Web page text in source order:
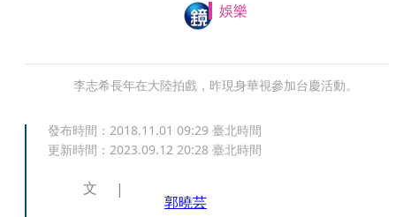
娛樂
李志希長年在大陸拍戲，昨現身華視參加台慶活動。
發布時間： 2018.11.01 09:29 臺北時間
更新時間： 2023.09.12 20:28 臺北時間
文
郭曉芸